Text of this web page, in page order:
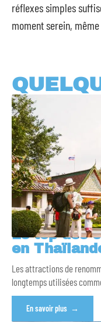
réflexes simples
moment serein,
Le top des
en
Les attractions de
longtemps utilisées
En savoir plus